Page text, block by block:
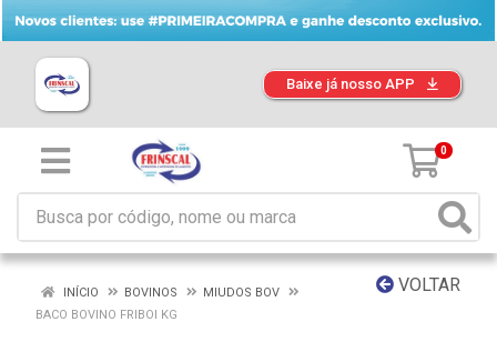
Baixe já nosso APP
0
VOLTAR
INÍCIO BOVINOS
MIUDOS BOV
BACO BOVINO FRIBOI KG